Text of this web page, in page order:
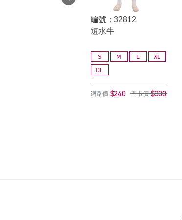
編號：32812
短水牛
S M L
XL
GL
網路價 $240 門市價 $300